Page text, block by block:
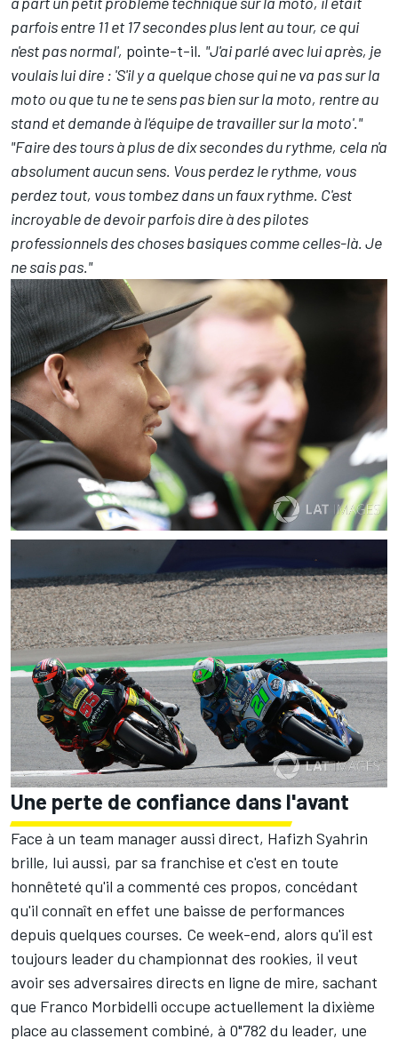
parfois entre 11 et 17 secondes plus lent au tour, ce qui
n'est pas normal', pointe-t-il. "J'ai parlé avec lui après, je
voulais lui dire : 'S'il y a quelque chose qui ne va pas sur la
moto ou que tu ne te sens pas bien sur la moto, rentre au
stand et demande à l'équipe de travailler sur la moto'."
"Faire des tours à plus de dix secondes du rythme, cela n'a
absolument aucun sens. Vous perdez le rythme, vous
perdez tout, vous tombez dans un faux rythme. C'est
incroyable de devoir parfois dire à des pilotes
professionnels des choses basiques comme celles-là. Je
ne sais pas."
Une perte de confiance dans l'avant
Face à un team manager aussi direct, Hafizh Syahrin
brille, lui aussi, par sa franchise et c'est en toute
honnêteté qu'il a commenté ces propos, concédant
qu'il connaît en effet une baisse de performances
depuis quelques courses. Ce week-end, alors qu'il est
toujours leader du championnat des rookies, il veut
avoir ses adversaires directs en ligne de mire, sachant
que Franco Morbidelli occupe actuellement la dixième
place au classement combiné, à 0"782 du leader, une